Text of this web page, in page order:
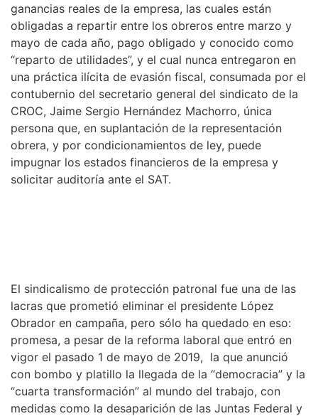
ganancias reales de la empresa, las cuales están
obligadas a repartir entre los obreros entre marzo y
mayo de cada año, pago obligado y conocido como
“reparto de utilidades”, y el cual nunca entregaron en
una práctica ilícita de evasión fiscal, consumada por el
contubernio del secretario general del sindicato de la
CROC, Jaime Sergio Hernández Machorro, única
persona que, en suplantación de la representación
obrera, y por condicionamientos de ley, puede
impugnar los estados financieros de la empresa y
solicitar auditoría ante el SAT.
El sindicalismo de protección patronal fue una de las
lacras que prometió eliminar el presidente López
Obrador en campaña, pero sólo ha quedado en eso:
promesa, a pesar de la reforma laboral que entró en
vigor el pasado 1 de mayo de 2019, la que anunció
con bombo y platillo la llegada de la “democracia” y la
“cuarta transformación” al mundo del trabajo, con
medidas como la desaparición de las Juntas Federal y